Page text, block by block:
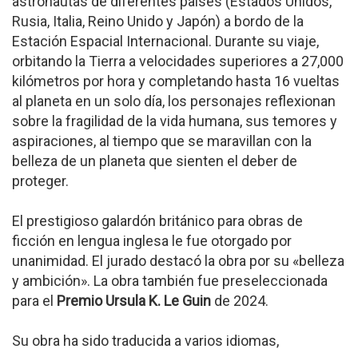
Rusia, Italia, Reino Unido y Japón) a bordo de la
Estación Espacial Internacional. Durante su viaje,
orbitando la Tierra a velocidades superiores a 27,000
kilómetros por hora y completando hasta 16 vueltas
al planeta en un solo día, los personajes reflexionan
sobre la fragilidad de la vida humana, sus temores y
aspiraciones, al tiempo que se maravillan con la
belleza de un planeta que sienten el deber de
proteger.
El prestigioso galardón británico para obras de
ficción en lengua inglesa le fue otorgado por
unanimidad. El jurado destacó la obra por su «belleza
y ambición». La obra también fue preseleccionada
para el Premio Ursula K. Le Guin de 2024.
Su obra ha sido traducida a varios idiomas,